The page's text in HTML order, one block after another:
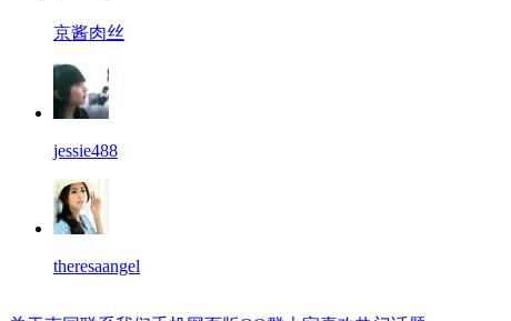
京酱肉丝
jessie488
theresaangel